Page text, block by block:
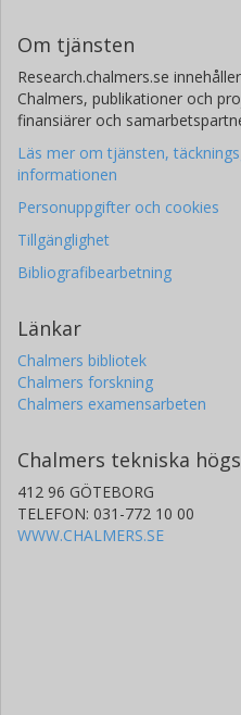
Om tjänsten
Research.chalmers.se
Chalmers, publikationer och
finansiärer och
Läs mer om tjänsten,
informationen
Personuppgifter och cookies
Tillgänglighet
Bibliografibearbetning
Länkar
Chalmers bibliotek
Chalmers forskning
Chalmers examensarbeten
Chalmers tekniska
412 96 GÖTEBORG
TELEFON: 031-772 10 00
WWW.CHALMERS.SE